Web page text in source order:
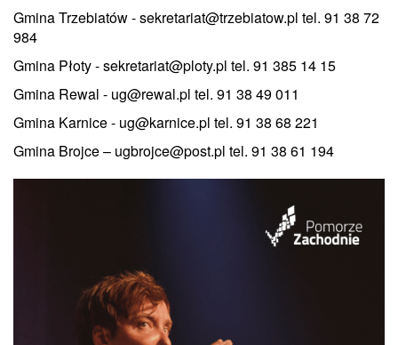
Gmina Trzebiatów - sekretariat@trzebiatow.pl tel. 91 38 72
984
Gmina Płoty - sekretariat@ploty.pl tel. 91 385 14 15
Gmina Rewal - ug@rewal.pl tel. 91 38 49 011
Gmina Karnice - ug@karnice.pl tel. 91 38 68 221
Gmina Brojce – ugbrojce@post.pl tel. 91 38 61 194